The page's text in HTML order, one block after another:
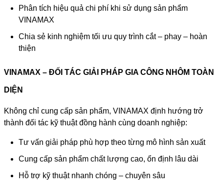
Phân tích hiệu quả chi phí khi sử dụng sản phẩm
VINAMAX
Chia sẻ kinh nghiệm tối ưu quy trình cắt – phay – hoàn
thiện
VINAMAX – ĐỐI TÁC GIẢI PHÁP GIA CÔNG NHÔM TOÀN
DIỆN
Không chỉ cung cấp sản phẩm, VINAMAX định hướng trở
thành đối tác kỹ thuật đồng hành cùng doanh nghiệp:
Tư vấn giải pháp phù hợp theo từng mô hình sản xuất
Cung cấp sản phẩm chất lượng cao, ổn định lâu dài
Hỗ trợ kỹ thuật nhanh chóng – chuyên sâu